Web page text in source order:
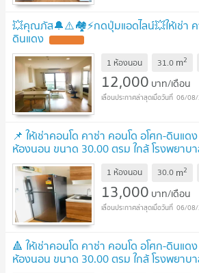
💥คุณภัส🔔⚠️🏘️⚡️กดปุ่มแอดไลน์💥ให้เช่า ค
ดินแดง
1 ห้องนอน 31.0 m2
12,000 บาท/เดือน
06/
📌 ให้เช่าคอนโด คาซ่า คอนโด อโศก-ดินแ
ห้องนอน ขนาด 30.00 ตรม ใกล้ โรงพยาบ
1 ห้องนอน 30.0 m2
13,000 บาท/เดือน
06/
🔺 ให้เช่าคอนโด คาซ่า คอนโด อโศก-ดินแด
ห้องนอน ขนาด 30.00 ตรม ใกล้ โรงพยาบ